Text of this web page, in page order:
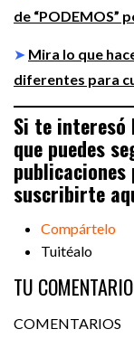
de “PODEMOS”
➤ Mira lo que
diferentes para
Si te interesó
que puedes
publicaciones
suscribirte
Compártelo
Tuitéalo
TU
COMENTARIOS